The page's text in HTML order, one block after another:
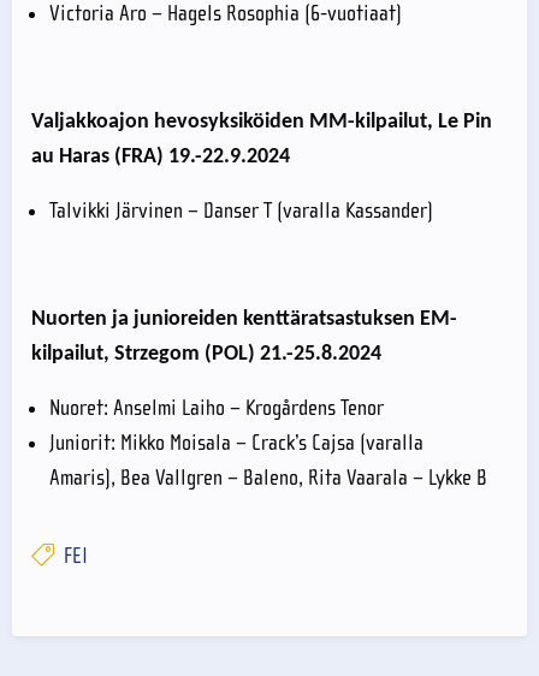
Victoria Aro – Hagels Rosophia (6-vuotiaat)
Valjakkoajon hevosyksiköiden MM-kilpailut, Le Pin
au Haras (FRA) 19.-22.9.2024
Talvikki Järvinen – Danser T (varalla Kassander)
Nuorten ja junioreiden kenttäratsastuksen EM-
kilpailut, Strzegom (POL) 21.-25.8.2024
Nuoret: Anselmi Laiho – Krogårdens Tenor
Juniorit: Mikko Moisala – Crack’s Cajsa (varalla
Amaris), Bea Vallgren – Baleno, Rita Vaarala – Lykke B
FEI